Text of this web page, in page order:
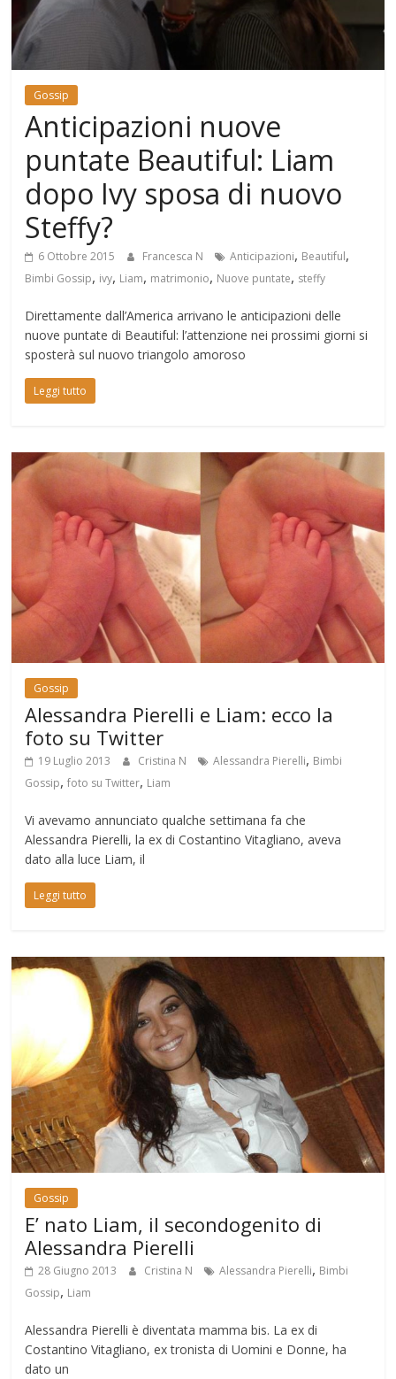
Mondo
Gossip
Anticipazioni nuove
puntate Beautiful: Liam
dopo Ivy sposa di nuovo
Steffy?
6 Ottobre 2015 Francesca N Anticipazioni, Beautiful,
Bimbi Gossip, ivy, Liam, matrimonio, Nuove puntate, steffy
Direttamente dall’America arrivano le anticipazioni delle
nuove puntate di Beautiful: l’attenzione nei prossimi giorni si
sposterà sul nuovo triangolo amoroso
Leggi tutto
Gossip
Alessandra Pierelli e Liam: ecco la
foto su Twitter
19 Luglio 2013 Cristina N Alessandra Pierelli, Bimbi
Gossip,foto su Twitter, Liam
Vi avevamo annunciato qualche settimana fa che
Alessandra Pierelli, la ex di Costantino Vitagliano, aveva
dato alla luce Liam, il
Leggi tutto
Gossip
E’ nato Liam, il secondogenito di
Alessandra Pierelli
28 Giugno 2013 Cristina N Alessandra Pierelli, Bimbi
Gossip, Liam
Alessandra Pierelli è diventata mamma bis. La ex di
Costantino Vitagliano, ex tronista di Uomini e Donne, ha
dato un